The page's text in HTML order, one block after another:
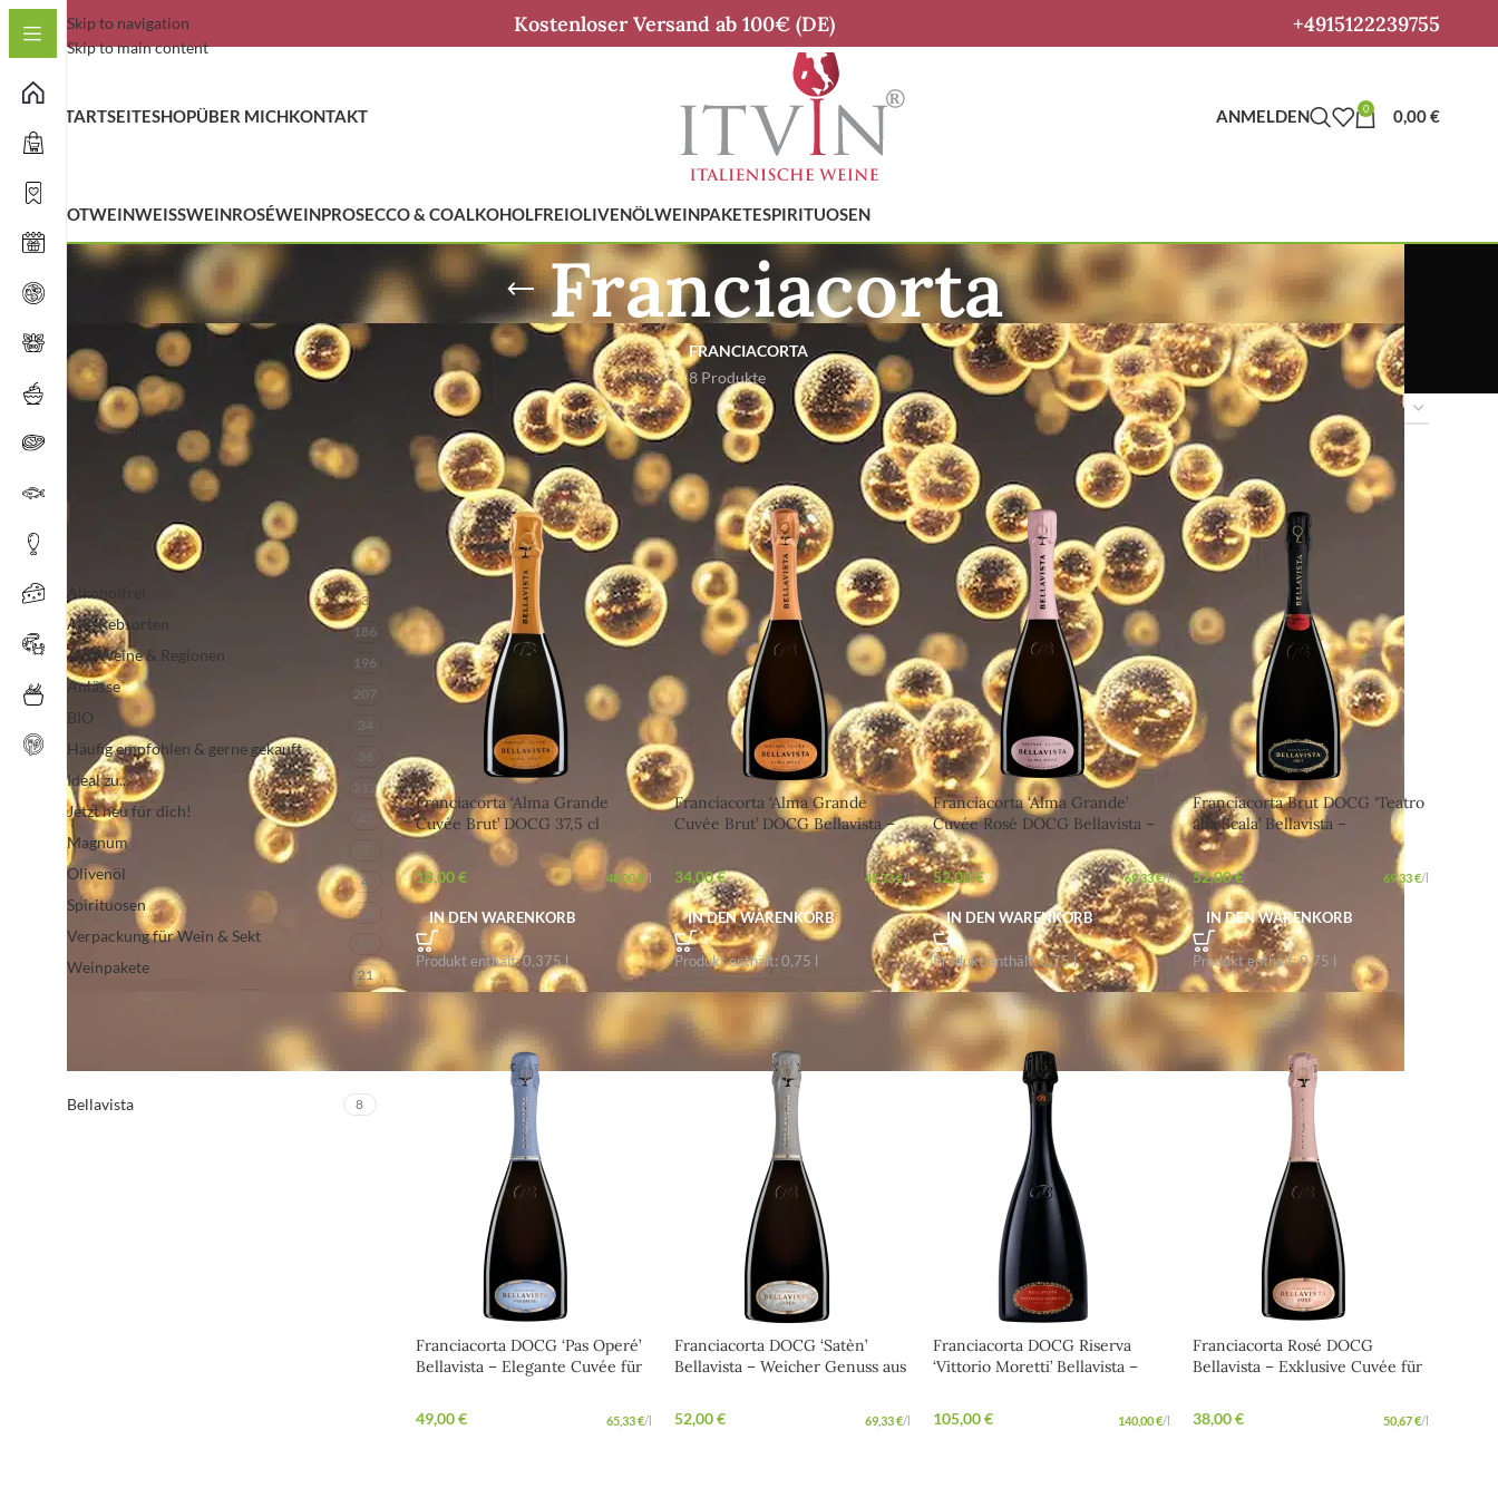
Skip to navigation
Skip to main content
Kostenloser Versand ab 100€ (DE) +4915122239755
STARTSEITESHOPÜBER MICHKONTAKT ANMELDEN 0 0,00€
ROTWEINWEISSWEIN ROSÉWEINPROSECCO & COALKOHOLFREIOLIVENÖLWEINPAKETESPIRITUOSEN
Franciacorta
FRANCIACORTA
8 Produkte
SALE!
Im Angebot
PRODUKT-KATEGORIEN
Alkoholfrei 3
Alle Rebsorten 186
Alle Weine & Regionen 196
Anlässe 207
BIO 34
Häufig empfohlen & gerne gekauft 36
Ideal zu... 212
Jetzt neu für dich! 47
Magnum 2
Olivenöl 4
Spirituosen 10
Verpackung für Wein & Sekt
Weinpakete 21
Bellavista 8
Start Alle Weine & Regionen Prosecco & Co Lombardei Franciacorta Anzeigen 9 12 18 24
Franciacorta ‘Alma Grande
Cuvée Brut’ DOCG 37,5 cl
Bellavista – Vollmundige Cuvée
für jede Feier
18,00€ 48,00€/l
IN DEN WARENKORB
Produkt enthält: 0,375l
Franciacorta ‘Alma Grande
Cuvée Brut’ DOCG Bellavista –
Vollmundige Cuvée für jede
34,00€ 45,33€/l
IN DEN WARENKORB
Produkt enthält: 0,75
Franciacorta ‘Alma Grande’
Cuvée Rosé DOCG Bellavista –
Spritziger Aperitif aus der
Lombardei
52,00€ 69,33€/l
IN DEN WARENKORB
Produkt enthält: 0,75l
Franciacorta Brut DOCG ‘Teatro
alla Scala’ Bellavista –
Prickelnder Genuss für jede
Feier
52,00€ 69,33€/l
IN DEN WARENKORB
Produkt enthält: 0,75
Franciacorta DOCG ‘Pas Operé’
Bellavista – Elegante Cuvée für
49,00€ 65,33€/l
Franciacorta DOCG ‘Satèn’
Bellavista – Weicher Genuss aus
52,00€ 69,33€/l
Franciacorta DOCG Riserva
‘Vittorio Moretti’ Bellavista –
Franciacorta mit blumigen
Aromen
105,00€ 140,00€/l
Franciacorta Rosé DOCG
Bellavista – Exklusive Cuvée für
38,00€ 50,67€/l